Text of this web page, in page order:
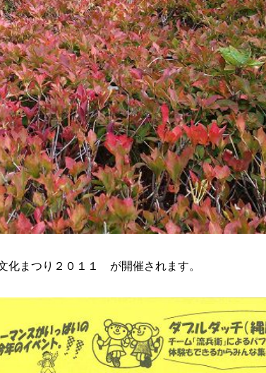
化まつり２０１１ が開催されます。